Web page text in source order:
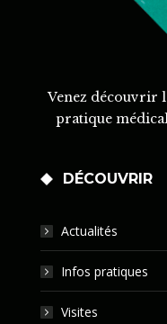
Venez découvrir
pratique
DÉCOUVRIR
Actualités
Infos pratiques
Visites